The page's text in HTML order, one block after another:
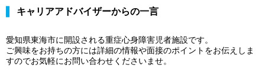
キャリアアドバイザーからの一言
愛知県東海市に開設される重症心身障害児者施設です。
ご興味をお持ちの方には詳細の情報や面接のポイントをお伝えしま
すのでお気軽にお問い合わせくださいませ。